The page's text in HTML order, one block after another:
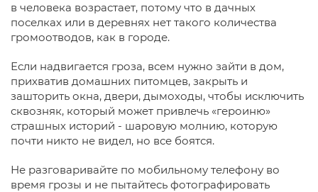
в человека возрастает, потому что в дачных
поселках или в деревнях нет такого количества
громоотводов, как в городе.
Если надвигается гроза, всем нужно зайти в дом,
прихватив домашних питомцев, закрыть и
зашторить окна, двери, дымоходы, чтобы исключить
сквозняк, который может привлечь «героиню»
страшных историй - шаровую молнию, которую
почти никто не видел, но все боятся.
Не разговаривайте по мобильному телефону во
время грозы и не пытайтесь фотографировать